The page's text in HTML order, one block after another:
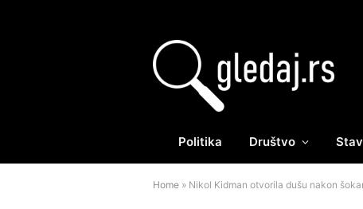
Politika Društvo Stav
Home » Nikol Kidman otvorila dušu nakon